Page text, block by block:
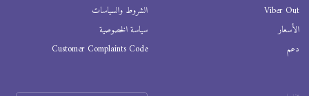
Viber Out
الأسعار
دعم
الشروط والسياسات
سياسة الخصوصية
Customer Complaints Code